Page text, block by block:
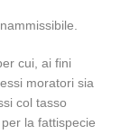
cui, ai fini
moratori sia
col tasso
la fattispecie